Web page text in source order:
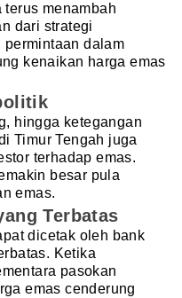
menambah
dari strategi
dalam
kenaikan harga emas
hingga ketegangan
Timur Tengah juga
terhadap emas.
besar pula
emas.
Terbatas
dicetak oleh bank
Ketika
pasokan
emas cenderung